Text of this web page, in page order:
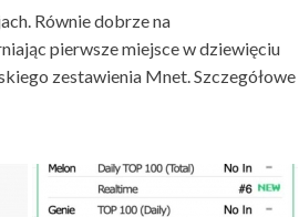
Równie dobrze na
pierwsze miejsce w dziewięciu
zestawienia Mnet. Szczegółowe